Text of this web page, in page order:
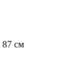
87 см